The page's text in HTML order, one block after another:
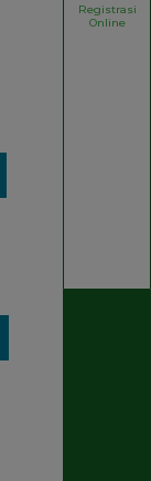
Registrasi
Online